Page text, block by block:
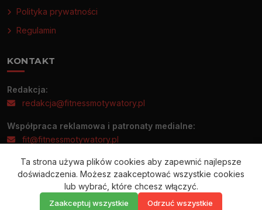
Polityka prywatności
Regulamin
KONTAKT
Redakcja:
redakcja@fitnessmotywatory.pl
Współpraca reklamowa i patronaty medialne:
fit@fitnessmotywatory.pl
Informacje prasowe prosimy wysyłać wyłącznie na adres:
redakcja@fitnessmotywatory.pl
Ta strona używa plików cookies aby zapewnić najlepsze
doświadczenia. Możesz zaakceptować wszystkie cookies
lub wybrać, które chcesz włączyć.
Zaakceptuj wszystkie Odrzuć wszystkie